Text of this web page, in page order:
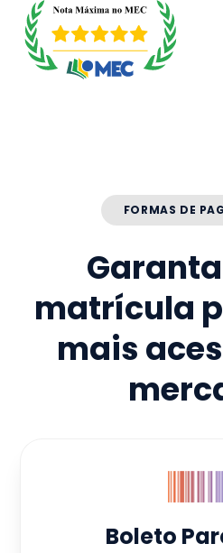
FORMAS DE
matrícula
mais
Boleto